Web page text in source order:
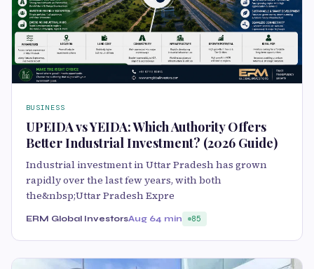
BUSINESS
UPEIDA vs YEIDA: Which Authority Offers
Better Industrial Investment? (2026 Guide)
Industrial investment in Uttar Pradesh has grown
rapidly over the last few years, with both
the&nbsp;Uttar Pradesh Expre
ERM Global InvestorsAug 64 min 85